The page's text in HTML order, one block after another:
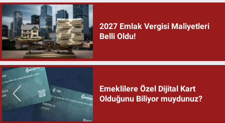
2027 Emlak Vergisi Maliyetleri
Belli Oldu!
Emeklilere Özel Dijital Kart
Olduğunu Biliyor muydunuz?